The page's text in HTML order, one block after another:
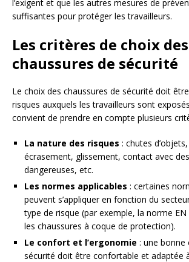
l’exigent et que les autres mesures de
suffisantes pour protéger les travailleurs.
Les critères de choix des
chaussures de sécurité
Le choix des chaussures de sécurité doit
risques auxquels les travailleurs sont
convient de prendre en compte plusieurs
La nature des risques : chutes
écrasement, glissement, contact avec
dangereuses, etc.
Les normes applicables : certaines
peuvent s’appliquer en fonction du
type de risque (par exemple, la norme
les chaussures à coque de protection).
Le confort et l’ergonomie : une bonne
sécurité doit être confortable et adaptée